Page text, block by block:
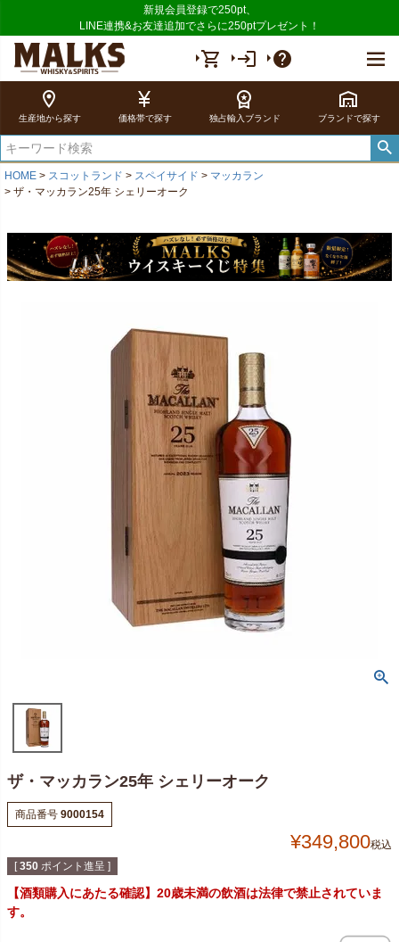
新規会員登録で250pt、
LINE連携&お友達追加でさらに250ptプレゼント！
shopping_cart login
help
location_on
生産地から探す
currency_yen
価格帯で探す
workspace_premium
独占輸入ブランド
warehouse
ブランドで探す
HOME スコットランド スペイサイド
マッカラン
ザ・マッカラン25年 シェリーオーク
ザ・マッカラン25年 シェリーオーク
商品番号 9000154
¥349,800税込
[ 350 ポイント進呈 ]
【酒類購入にあたる確認】20歳未満の飲酒は法律で禁止されていま
す。